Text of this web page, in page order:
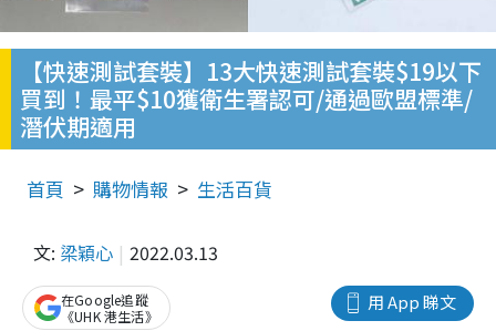
【快速測試套裝】13大快速測試套裝$19以下
買到！最平$10獲衛生署認可/通過歐盟標準/
潛伏期適用
首頁 購物情報 生活百貨
文: 梁穎心 2022.03.13
用 App 睇文
在Google追蹤
《UHK 港生活》